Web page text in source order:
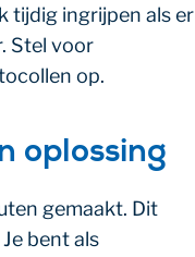
tijdig ingrijpen als er
Stel voor
op.
oplossing
gemaakt. Dit
bent als